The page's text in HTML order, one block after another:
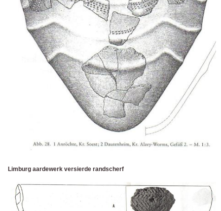
Limburg aardewerk versierde randscherf